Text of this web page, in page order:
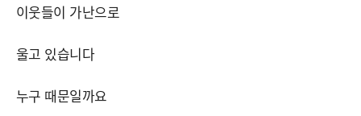
이웃들이 가난으로
울고 있습니다
누구 때문일까요